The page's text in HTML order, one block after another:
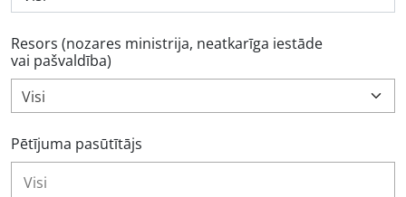
Resors (nozares ministrija, neatkarīga iestāde
vai pašvaldība)
Visi
Pētījuma pasūtītājs